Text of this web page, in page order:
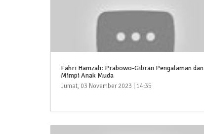
Fahri Hamzah: Prabowo-Gibran Pengalaman dan
Mimpi Anak Muda
Jumat, 03 November 2023 | 14:35